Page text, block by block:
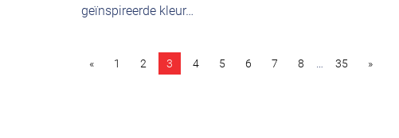
geïnspireerde kleur…
« 1 2 3 4 5 6 7 8 … 35 »